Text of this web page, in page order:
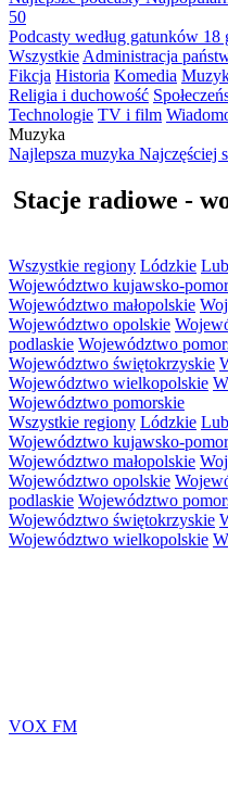
50
Podcasty według gatunków 18
Wszystkie Administracja
Fikcja Historia Komedia
Religia i duchowość
Technologie TV i film
Muzyka
Najlepsza muzyka Najczęściej
Stacje radiowe -
Wszystkie regiony Lódzkie
Województwo kujawsko-
Województwo małopolskie
Województwo opolskie
podlaskie Województwo
Województwo świętokrzyskie
Województwo wielkopolskie
Województwo pomorskie
Wszystkie regiony Lódzkie
Województwo kujawsko-
Województwo małopolskie
Województwo opolskie
podlaskie Województwo
Województwo świętokrzyskie
Województwo wielkopolskie
VOX FM